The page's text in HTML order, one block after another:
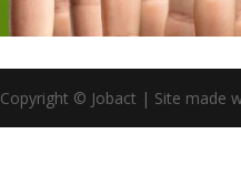
Copyright © Jobact | Site made